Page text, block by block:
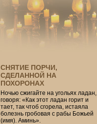
СНЯТИЕ ПОРЧИ,
СДЕЛАННОЙ НА
ПОХОРОНАХ
Ночью сжигайте на угольях ладан,
говоря: «Как этот ладан горит и
тает, так чтоб сгорела, истаяла
болезнь гробовая с рабы Божьей
(имя). Аминь».